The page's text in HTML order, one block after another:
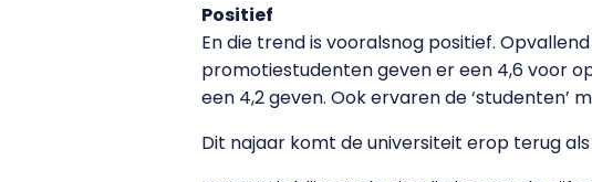
Positief
En die trend is vooralsnog positief.
promotiestudenten geven er een 4,6 voor
een 4,2 geven. Ook ervaren de
Dit najaar komt de universiteit erop terug